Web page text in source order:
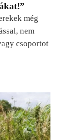
még
nem
csoportot